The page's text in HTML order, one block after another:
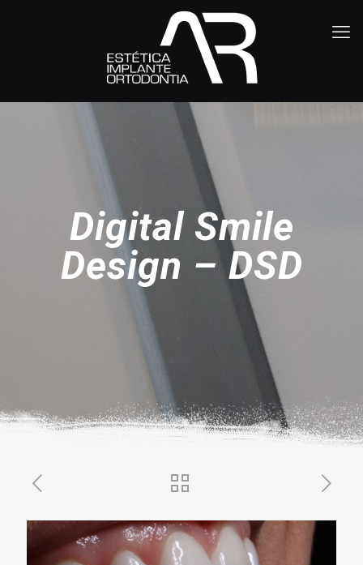
Digital Smile
Design – DSD